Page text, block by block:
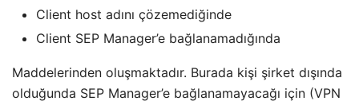
Client host adını çözemediğinde
Client SEP Manager’e bağlanamadığında
Maddelerinden oluşmaktadır. Burada kişi şirket dışında
olduğunda SEP Manager’e bağlanamayacağı için (VPN